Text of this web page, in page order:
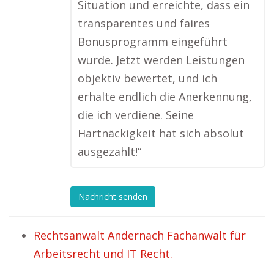
Situation und erreichte, dass ein
transparentes und faires
Bonusprogramm eingeführt
wurde. Jetzt werden Leistungen
objektiv bewertet, und ich
erhalte endlich die Anerkennung,
die ich verdiene. Seine
Hartnäckigkeit hat sich absolut
ausgezahlt!“
Nachricht senden
Rechtsanwalt Andernach Fachanwalt für
Arbeitsrecht und IT Recht.